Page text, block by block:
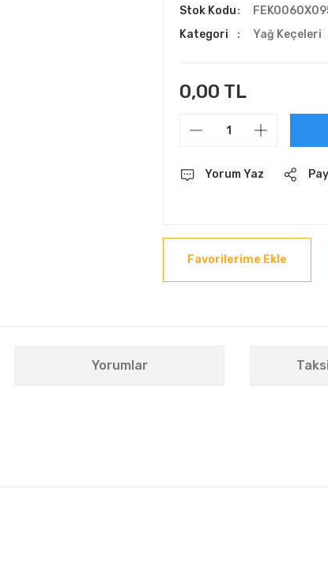
Stok Kodu
Kategori
Yağ Keçeleri
0,00 TL
Yorum Yaz
Yorumlar